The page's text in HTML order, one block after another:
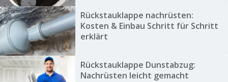
Rückstauklappe nachrüsten:
Kosten & Einbau Schritt für Schritt
erklärt
Rückstauklappe Dunstabzug:
Nachrüsten leicht gemacht